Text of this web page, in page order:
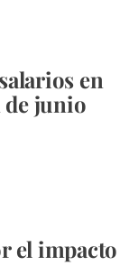
en
de junio
el impacto